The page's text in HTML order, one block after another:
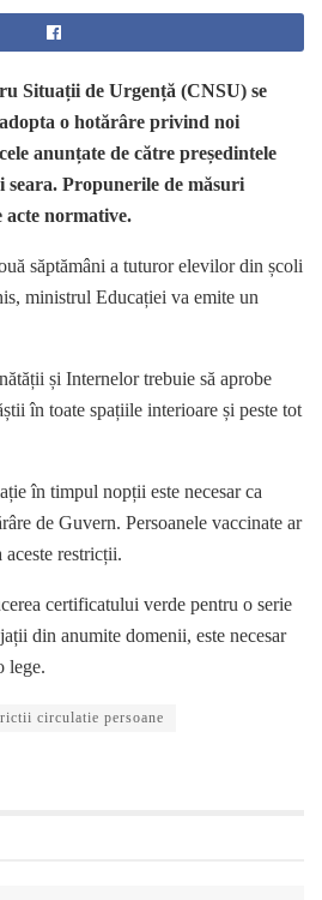
Situații de Urgență (CNSU) se
o hotărâre privind noi
anunțate de către președintele
Propunerile de măsuri
normative.
săptămâni a tuturor elevilor din școli
ministrul Educației va emite un
și Internelor trebuie să aprobe
în toate spațiile interioare și peste tot
în timpul nopții este necesar ca
de Guvern. Persoanele vaccinate ar
aceste restricții.
certificatului verde pentru o serie
din anumite domenii, este necesar
lege.
circulatie persoane